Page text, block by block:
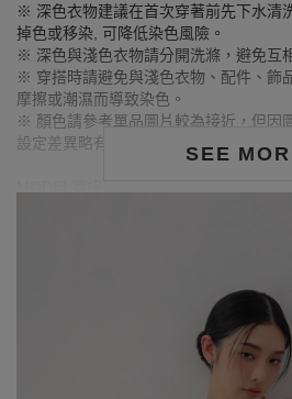
SEE
※ 深色衣物建議在首次穿著前先下水清
掉色或移染, 可降低染色風險。
※ 深色與淺色衣物請分開洗滌，避免互
※ 穿搭時請避免與淺色衣物、配件、飾
摩擦或潮濕而導致染色。
※ 顏色請參考單品圖片較為接近，但因
設定差異略有不同，請以實際商品顏色為